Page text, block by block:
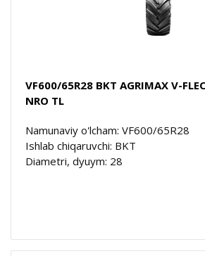
VF600/65R28 BKT AGRIMAX V-
NRO TL
Namunaviy o'lcham: VF600/65R28
Ishlab chiqaruvchi: BKT
Diametri, dyuym: 28